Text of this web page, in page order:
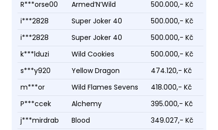
R***orse00
Armed’N’Wild
500.000,- Kč
i***2828
Super Joker 40
500.000,- Kč
i***2828
Super Joker 40
500.000,- Kč
k***lduzi
Wild Cookies
500.000,- Kč
s***y920
Yellow Dragon
474.120,- Kč
m***or
Wild Flames Sevens
418.000,- Kč
P***ccek
Alchemy
395.000,- Kč
j***mirdrab
Blood
349.027,- Kč